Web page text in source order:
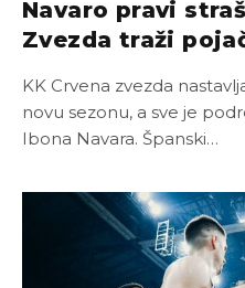
Navaro pravi
Zvezda traži
KK Crvena zvezda
novu sezonu, a sve je
Ibona Navara. Španski…